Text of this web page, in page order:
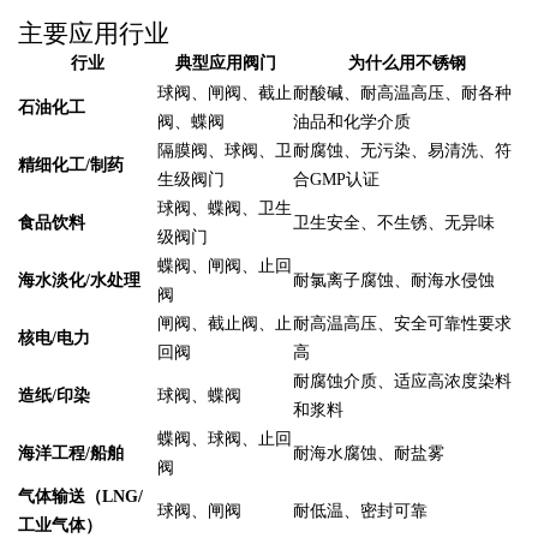
主要应用行业
行业 典型应用阀门 为什么用不锈钢
石油化工
球阀、闸阀、截止
阀、蝶阀
耐酸碱、耐高温高压、耐各种
油品和化学介质
精细化工/制药
隔膜阀、球阀、卫
生级阀门
耐腐蚀、无污染、易清洗、符
合GMP认证
食品饮料
球阀、蝶阀、卫生
级阀门
卫生安全、不生锈、无异味
海水淡化/水处理
蝶阀、闸阀、止回
阀
耐氯离子腐蚀、耐海水侵蚀
核电/电力
闸阀、截止阀、止
回阀
耐高温高压、安全可靠性要求
高
造纸/印染 球阀、蝶阀
耐腐蚀介质、适应高浓度染料
和浆料
海洋工程/船舶
蝶阀、球阀、止回
阀
耐海水腐蚀、耐盐雾
气体输送（LNG/
工业气体）
球阀、闸阀 耐低温、密封可靠